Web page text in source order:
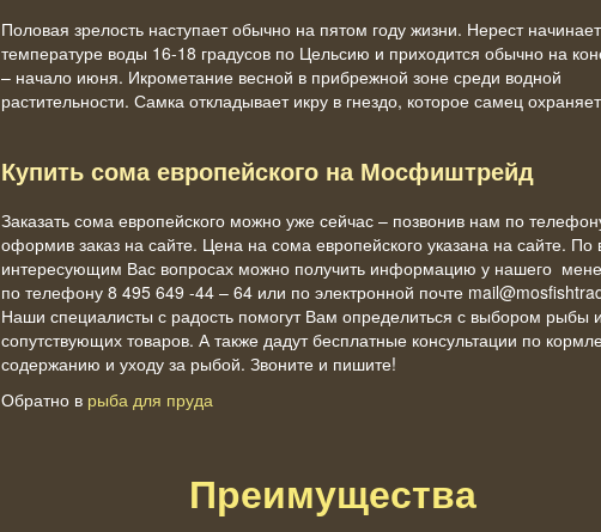
Половая зрелость наступает обычно на пятом году жизни. Нерест
температуре воды 16-18 градусов по Цельсию и приходится обычно на
– начало июня. Икрометание весной в прибрежной зоне среди водной
растительности. Самка откладывает икру в гнездо, которое самец
Купить сома европейского на Мосфиштрейд
Заказать сома европейского можно уже сейчас – позвонив нам по
оформив заказ на сайте. Цена на сома европейского указана на сайте. По
интересующим Вас вопросах можно получить информацию у нашего
по телефону 8 495 649 -44 – 64 или по электронной почте
Наши специалисты с радость помогут Вам определиться с выбором рыбы
сопутствующих товаров. А также дадут бесплатные консультации по
содержанию и уходу за рыбой. Звоните и пишите!
Обратно в рыба для пруда
Преимущества